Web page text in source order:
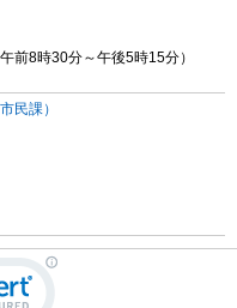
前8時30分～午後5時15分）
民課）